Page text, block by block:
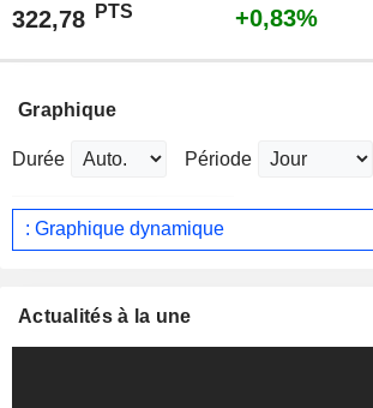
322,78 PTS +0,83%
Graphique
Durée Période
: Graphique dynamique
Actualités à la une